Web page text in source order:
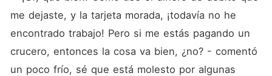
me dejaste, y la tarjeta morada, ¡todavía no he
encontrado trabajo! Pero si me estás pagando un
crucero, entonces la cosa va bien, ¿no? - comentó
un poco frío, sé que está molesto por algunas